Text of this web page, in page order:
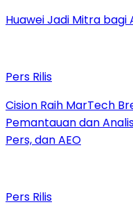
Huawei Jadi Mitra bagi
Pers Rilis
Cision Raih MarTech
Pemantauan dan
Pers, dan AEO
Pers Rilis